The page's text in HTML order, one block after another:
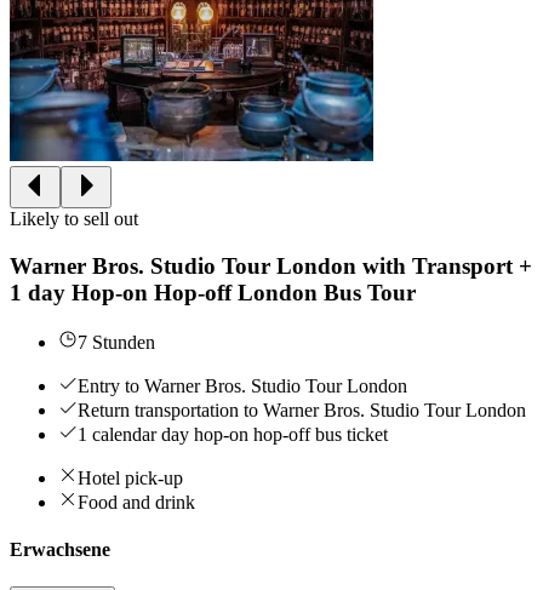
Likely to sell out
Warner Bros. Studio Tour London with Transport +
1 day Hop-on Hop-off London Bus Tour
7 Stunden
Entry to Warner Bros. Studio Tour London
Return transportation to Warner Bros. Studio Tour London
1 calendar day hop-on hop-off bus ticket
Hotel pick-up
Food and drink
Erwachsene